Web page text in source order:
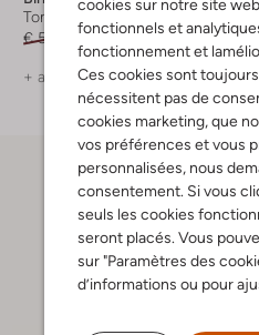
cookies sur notre site
fonctionnels et
fonctionnement et
Ces cookies sont
nécessitent pas de
cookies marketing, que
vos préférences et vous
personnalisées, nous
consentement. Si vous
seuls les cookies
seront placés. Vous
sur "Paramètres des
d’informations ou pour
Tongs
€ 59,99
€ 47,99
+ autre couleurs